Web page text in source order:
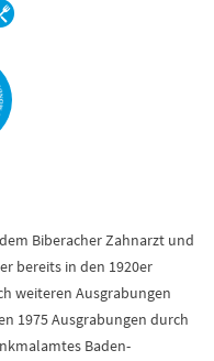
Biberacher Zahnarzt und
bereits in den 1920er
weiteren Ausgrabungen
1975 Ausgrabungen durch
Baden-